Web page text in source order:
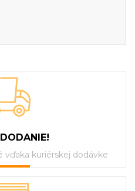
vďaka kuriérskej dodávke